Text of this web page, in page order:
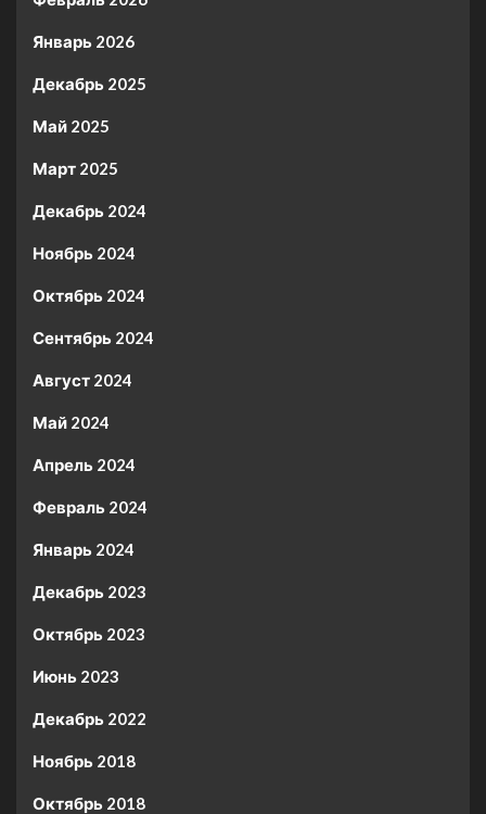
Январь 2026
Декабрь 2025
Май 2025
Март 2025
Декабрь 2024
Ноябрь 2024
Октябрь 2024
Сентябрь 2024
Август 2024
Май 2024
Апрель 2024
Февраль 2024
Январь 2024
Декабрь 2023
Октябрь 2023
Июнь 2023
Декабрь 2022
Ноябрь 2018
Октябрь 2018